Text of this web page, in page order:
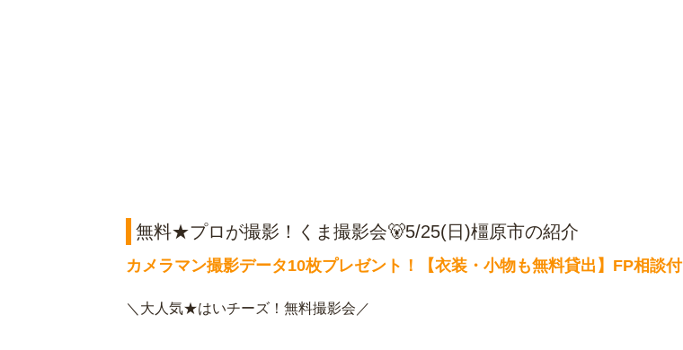
無料★プロが撮影！くま撮影会🐻5/25(日)橿原市の紹介
カメラマン撮影データ10枚プレゼント！【衣装・小物も無料貸出】FP相談付
＼大人気★はいチーズ！無料撮影会／